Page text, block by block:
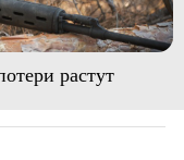
растут